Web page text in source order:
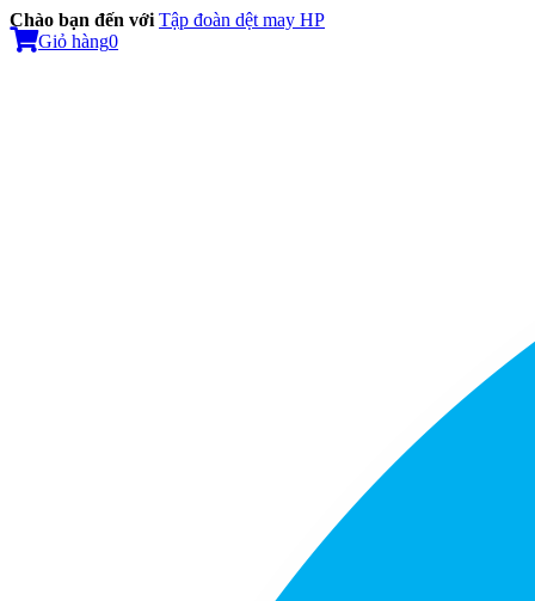
Chào bạn đến với Tập đoàn dệt may HP
Giỏ hàng0